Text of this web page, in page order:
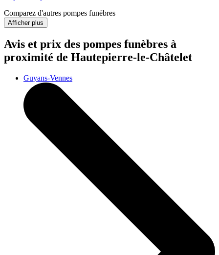
Comparez d'autres pompes funèbres
Afficher plus
Avis et prix des pompes funèbres à
proximité de Hautepierre-le-Châtelet
Guyans-Vennes